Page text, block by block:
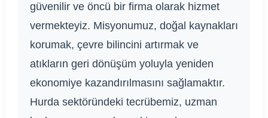
güvenilir ve öncü bir firma olarak hizmet
vermekteyiz. Misyonumuz, doğal kaynakları
korumak, çevre bilincini artırmak ve
atıkların geri dönüşüm yoluyla yeniden
ekonomiye kazandırılmasını sağlamaktır.
Hurda sektöründeki tecrübemiz, uzman